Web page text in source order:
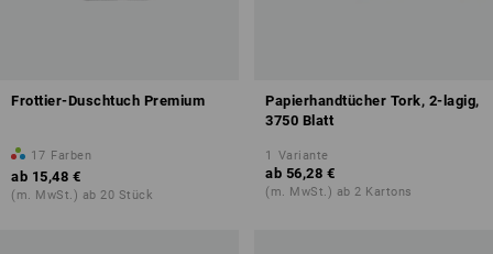
Frottier-Duschtuch Premium
17 Farben
ab 15,48 €
(m. MwSt.) ab 20 Stück
Papierhandtücher Tork, 2-lagig,
3750 Blatt
1 Variante
ab 56,28 €
(m. MwSt.) ab 2 Kartons